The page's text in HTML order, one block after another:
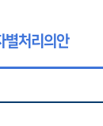
별처리의안